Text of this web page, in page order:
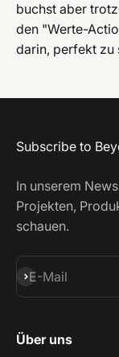
buchst aber
den "Werte-
darin, perfekt zu
Subscribe to
In unserem
Projekten,
schauen.
E-Mail
Abonnieren
Über uns